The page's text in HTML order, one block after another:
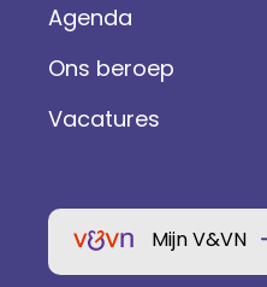
Agenda
Ons beroep
Vacatures
Mijn V&VN